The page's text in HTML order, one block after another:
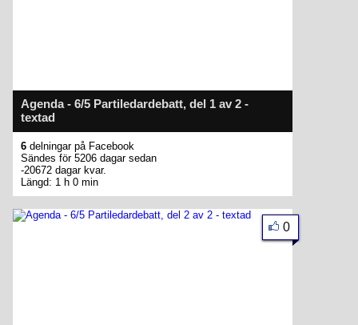
Agenda - 6/5 Partiledardebatt, del 1 av 2 -
textad
6 delningar på Facebook
Sändes för 5206 dagar sedan
-20672 dagar kvar.
Längd: 1 h 0 min
0